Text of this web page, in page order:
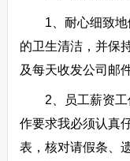
1、耐心细致地
的卫生清洁，并保
及每天收发公司邮件
2、员工薪资工
作要求我必须认真
表，核对请假条、